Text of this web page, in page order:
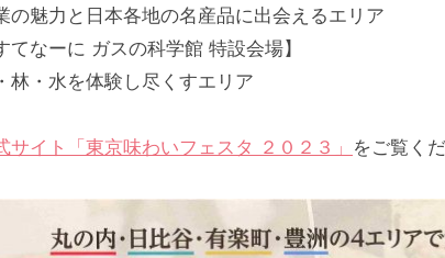
魅力と日本各地の名産品に出会えるエリア
てなーに ガスの科学館 特設会場】
・水を体験し尽くすエリア
サイト「東京味わいフェスタ ２０２３」 をご覧くだ